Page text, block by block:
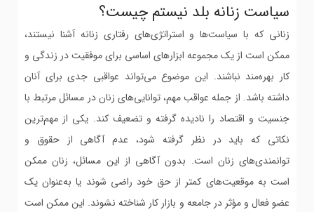
سیاست زنانه بلد نیستم چیست؟
زنانی که با سیاست‌ها و استراتژی‌های رفتاری زنانه آشنا نیستند،
ممکن است از یک مجموعه ابزارهای اساسی برای موفقیت در زندگی و
کار بهره‌مند نباشند. این موضوع می‌تواند عواقبی جدی برای آنان
داشته باشد. از جمله عواقب مهم، توانایی‌های زنان در مسائل مرتبط با
جنسیت و اقتصاد را نادیده گرفته و تضعیف کند. یکی از مهم‌ترین
نکاتی که باید در نظر گرفته شود، عدم آگاهی از حقوق و
توانمندی‌های زنان است. بدون آگاهی از این مسائل، زنان ممکن
است به موقعیت‌های کمتر از حق خود راضی شوند یا به‌عنوان یک
عضو فعال و مؤثر در جامعه و بازار کار شناخته نشوند. این ممکن است